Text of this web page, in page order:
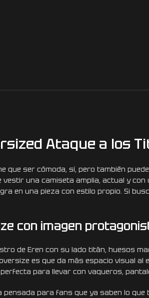
Ataque a los
que ser cómoda, sí, pero también
una camiseta amplia, actual y
en una pieza con estilo propio. Si
con imagen
de Eren con su lado titán, huesos
es que da más espacio visual
para llevar con vaqueros,
para fans que ya saben lo